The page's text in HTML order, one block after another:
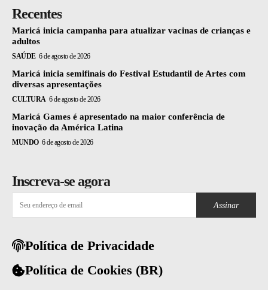
Recentes
Maricá inicia campanha para atualizar vacinas de crianças e
adultos
SAÚDE 6 de agosto de 2026
Maricá inicia semifinais do Festival Estudantil de Artes com
diversas apresentações
CULTURA 6 de agosto de 2026
Maricá Games é apresentado na maior conferência de
inovação da América Latina
MUNDO 6 de agosto de 2026
Inscreva-se agora
Assinar
Política de Privacidade
Política de Cookies (BR)